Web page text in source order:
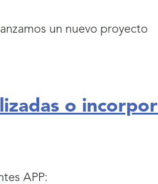
un nuevo proyecto
o
APP: